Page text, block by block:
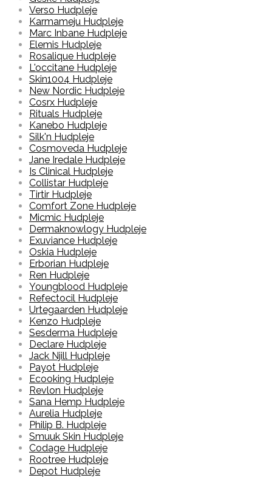
Verso Hudpleje
Karmameju Hudpleje
Marc Inbane Hudpleje
Elemis Hudpleje
Rosalique Hudpleje
L'occitane Hudpleje
Skin1004 Hudpleje
New Nordic Hudpleje
Cosrx Hudpleje
Rituals Hudpleje
Kanebo Hudpleje
Silk'n Hudpleje
Cosmoveda Hudpleje
Jane Iredale Hudpleje
Is Clinical Hudpleje
Collistar Hudpleje
Tirtir Hudpleje
Comfort Zone Hudpleje
Micmic Hudpleje
Dermaknowlogy Hudpleje
Exuviance Hudpleje
Oskia Hudpleje
Erborian Hudpleje
Ren Hudpleje
Youngblood Hudpleje
Refectocil Hudpleje
Urtegaarden Hudpleje
Kenzo Hudpleje
Sesderma Hudpleje
Declare Hudpleje
Jack Njill Hudpleje
Payot Hudpleje
Ecooking Hudpleje
Revlon Hudpleje
Sana Hemp Hudpleje
Aurelia Hudpleje
Philip B. Hudpleje
Smuuk Skin Hudpleje
Codage Hudpleje
Rootree Hudpleje
Depot Hudpleje